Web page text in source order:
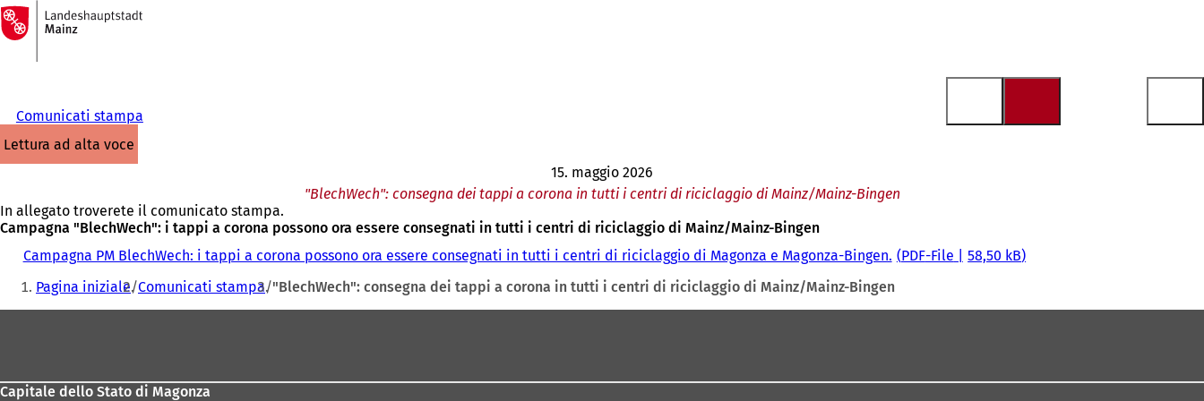
Vai al contenuto
Alla
pagina
iniziale
Comunicati stampa
lettura ad alta voce
15. maggio 2026
"BlechWech": consegna dei tappi a corona in tutti i centri di riciclaggio di Mainz/Mainz-Bingen
In allegato troverete il comunicato stampa.
Campagna "BlechWech": i tappi a corona possono ora essere consegnati in tutti i centri di riciclaggio di Mainz/Mainz-Bingen
Campagna PM BlechWech: i tappi a corona possono ora essere consegnati in tutti i centri di riciclaggio di Magonza e Magonza-Bingen.
PDF-File 58,50 kB
Siete
qui:
Pagina iniziale Comunicati stampa "BlechWech": consegna dei tappi a corona in tutti i centri di riciclaggio di Mainz/Mainz-Bingen
Capitale dello Stato di Magonza